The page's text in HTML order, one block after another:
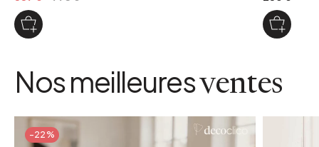
Nos meilleuresventes
-22%